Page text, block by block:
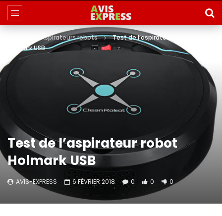
Aspirateurs robots
Test de l’aspirateur robot
Holmark USB
Test de l’aspirateur robot
Holmark USB
AVIS-EXPRESS 6 FÉVRIER 2018 0 0 0